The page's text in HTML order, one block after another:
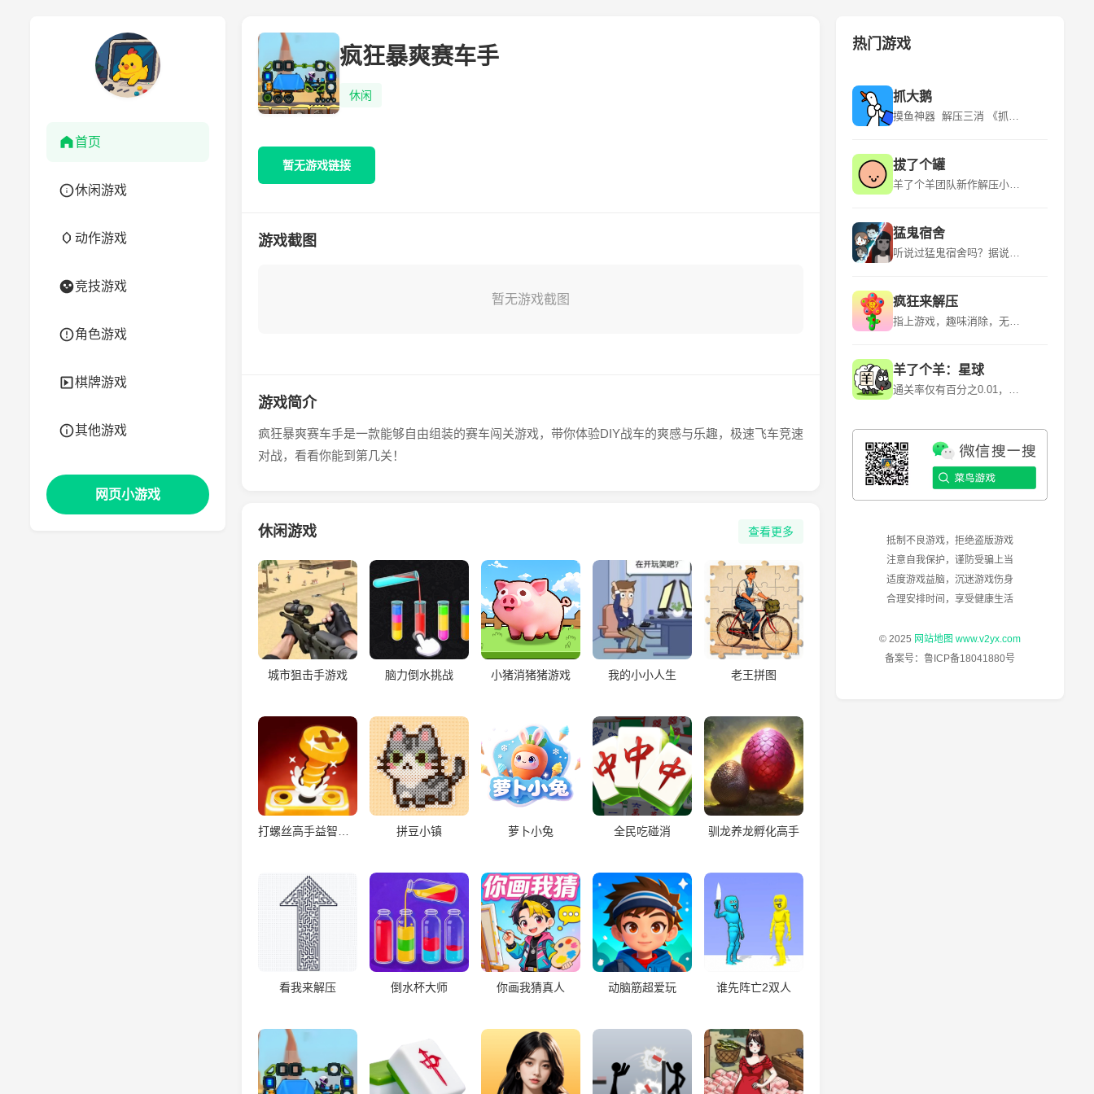
首页
休闲游戏
动作游戏
竞技游戏
角色游戏
棋牌游戏
其他游戏
网页小游戏
疯狂暴爽赛车手
休闲
暂无游戏链接
游戏截图
暂无游戏截图
游戏简介
疯狂暴爽赛车手是一款能够自由组装的赛车闯关游戏，带你体验DIY战车的爽感与乐趣，极速飞车竞速
对战，看看你能到第几关！
休闲游戏 查看更多
城市狙击手游戏 脑力倒水挑战 小猪消猪猪游戏 我的小小人生 老王拼图
拼豆小镇 萝卜小兔 全民吃碰消 驯龙养龙孵化高手
看我来解压 倒水杯大师 你画我猜真人 动脑筋超爱玩 谁先阵亡2双人
热门游戏
抓大鹅
摸鱼神器 解压三消 《抓大鹅》是青岛蓝飞互娱科技股份有限公司推出的一款休闲益智类型的游戏，该游戏平台为微信小程序，适应年龄为18+，游戏语言为中文，于2024年3月6日发行。 《抓大鹅》游戏有很多玩法，在游玩的时候是可以自由的选择自己比较喜欢的关卡的。游戏的流程是看到出现的物品时就可以直接开始点击，用户通过“购物篮子”特定背景下，找到三个一样的物品将其消除。游玩的时候遇到比较困难的地方的时候是可以点击提示的，让玩家能够获得关键的线索。 该游戏的特点是玩法众多、超多关卡、实时排名、操作简单。
拔了个罐
羊了个羊团队新作解压小游戏！~ 《拔了个罐》是一款以拔罐为主题的休闲益智小游戏，游戏融合了“拧螺丝”玩法，玩家需要将杂乱摆放的罐罐放置到对应颜色的客人身上，凑齐三个即可消除，完成关卡挑战。游戏中还有丰富的装扮、舞蹈等元素，为玩家带来全新的游戏体验。 《拔了个罐》是简游互娱推出的一款小游戏，继承了“羊了个羊”的美术风格，玩法上融合了时下火爆全球的“拧螺丝”，上线首日即空降微信小游戏榜第23名。游戏以拔罐为主题，结合了除湿气等热门话题，引发玩家情感共鸣。
猛鬼宿舍
听说过猛鬼宿舍吗？据说那里有宝藏，快去吧 《猛鬼宿舍》是一款2D塔防小游戏。游戏中玩家需躲避猎梦者的追捕，寻找适合自己的宿舍躲避，并发展经济建造炮台，抵御猎梦者。游戏中玩家只可以在房间中的空地板上进行建造，玩家点击空地板后，出现建筑菜单。游戏中玩家需要根据自己当前的经济选择性建造建筑，发现一条符合自己发展的道路。玩家需要将猎梦者猎梦者击败或者抵御至天亮方可获胜，反之猎梦者抓到玩家则玩家失败。 欢迎大家下载~如果有什么好的想法和建议还有期待，也欢迎大家在评论区留言哦！ 后续可能的计划： 启用昼夜模式/开发自走棋类淘汰玩法/开发多人合作闯关玩法/推出猛鬼视角/推出非对称对抗玩法等等~
疯狂来解压
指上游戏，趣味消除，无限解压！ 《疯狂来解压》是一款以解压为主题的益智类手游，它提供了多种有趣的解压方式，如挤压泡泡、切割肥皂、整理物品等，让玩家在轻松愉快的氛围中释放压力。游戏画面精美，色彩丰富，音效逼真，为玩家带来沉浸式的解压体验。 《疯狂来解压》是一款充满创意和挑战的休闲游戏，它结合了多种解压元素和趣味关卡，让玩家在享受解压乐趣的同时，也能锻炼自己的逻辑思维和反应能力。游戏操作简单易上手，适合所有年龄段的玩家，是放松心情、消磨时间的绝佳选择。
羊了个羊：星球
通关率仅有百分之0.01，快来挑战！~ 《羊了个羊》是一款卡通背景消除闯关游戏，游戏利用各种道具和提示来消除每一个关卡当中的障碍和陷阱。 《羊了个羊》是由北京简游科技有限公司开发的一款休闲益智类微信小程序游戏，于2022年6月13日正式上线。其核心玩法是通过消除关卡中的障碍和陷阱来通关，但第二关的难度极高，通关率仅为0.1%左右。
抵制不良游戏，拒绝盗版游戏
注意自我保护，谨防受骗上当
适度游戏益脑，沉迷游戏伤身
合理安排时间，享受健康生活
© 2025 网站地图 www.v2yx.com
备案号： 鲁ICP备18041880号